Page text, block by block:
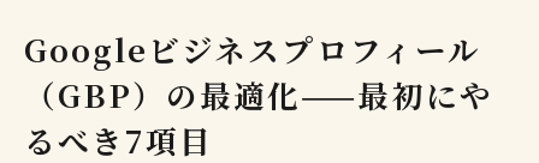
Googleビジネスプロフィール
（GBP）の最適化——最初にや
るべき7項目